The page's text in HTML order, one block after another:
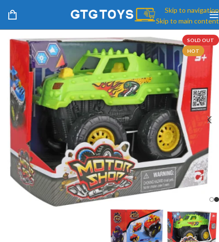
Skip to navigation
Skip to main content
SOLD OUT
HOT